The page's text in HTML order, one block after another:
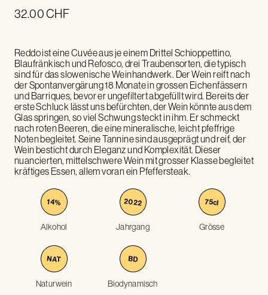
32.00CHF
Reddo ist eine Cuvée aus je einem Drittel Schioppettino,
Blaufränkisch und Refosco, drei Traubensorten, die typisch
sind für das slowenische Weinhandwerk. Der Wein reift nach
der Spontanvergärung 18 Monate in grossen Eichenfässern
und Barriques, bevor er ungefiltert abgefüllt wird. Bereits der
erste Schluck lässt uns befürchten, der Wein könnte aus dem
Glas springen, so viel Schwung steckt in ihm. Er schmeckt
nach roten Beeren, die eine mineralische, leicht pfeffrige
Noten begleitet. Seine Tannine sind ausgeprägt und reif, der
Wein besticht durch Eleganz und Komplexität. Dieser
nuancierten, mittelschwere Wein mit grosser Klasse begleitet
kräftiges Essen, allem voran ein Pfeffersteak.
14%
Alkohol
2022
Jahrgang
75cl
Grösse
NAT
Naturwein
BD
Biodynamisch